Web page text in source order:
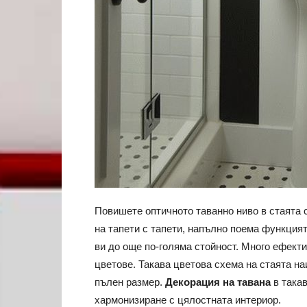
Повишете оптичното таванно ниво в
на тапети с тапети, напълно поема
ви до още по-голяма стойност. Много
цветове. Такава цветова схема на стаята
пълен размер. Декорация на таванав
хармонизиране с цялостната интериор.